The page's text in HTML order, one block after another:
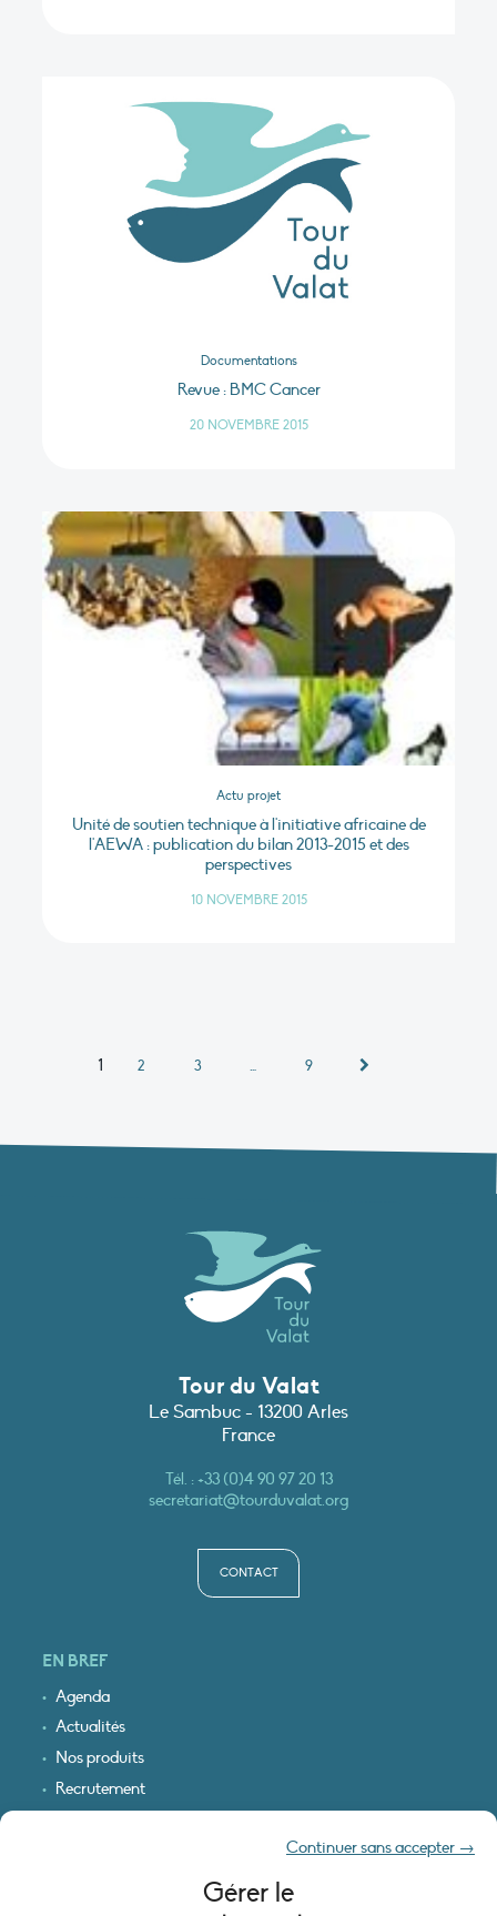
Gérer le
Continuer sans accepter →
Documentations
Revue : BMC Cancer
20 NOVEMBRE 2015
Actu projet
Unité de soutien technique à l'initiative africaine de
l'AEWA : publication du bilan 2013-2015 et des
perspectives
10 NOVEMBRE 2015
1 2 3 … 9
Tour du Valat
Le Sambuc - 13200 Arles
France
Tél. :+33 (0)4 90 97 20 13
secretariat@tourduvalat.org
CONTACT
EN BREF
Agenda
Actualités
Nos produits
Recrutement
INFORMATIONS LÉGALES